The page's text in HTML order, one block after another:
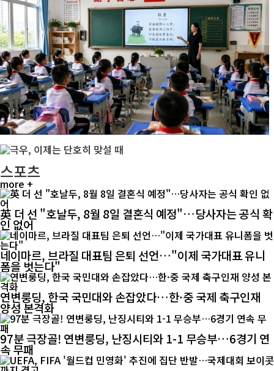
스포츠
more +
英 더 선 "호날두, 8월 8일 결혼식 예정"…당사자는 공식 확
인 없어
네이마르, 브라질 대표팀 은퇴 선언…"이제 국가대표 유니
폼을 벗는다"
연변룽딩, 한국 국민대와 손잡았다…한·중 국제 축구인재
양성 본격화
97분 극장골! 연변룽딩, 난징시티와 1-1 무승부…6경기 연
속 무패